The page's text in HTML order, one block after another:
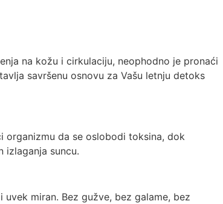
na kožu i cirkulaciju, neophodno je pronaći
savršenu osnovu za Vašu letnju detoks
organizmu da se oslobodi toksina, dok
izlaganja suncu.
miran. Bez gužve, bez galame, bez